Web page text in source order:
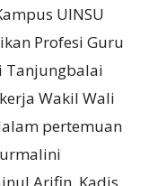
UINSU
Profesi Guru
Tanjungbalai
Wakil Wali
pertemuan
Arifin, Kadis